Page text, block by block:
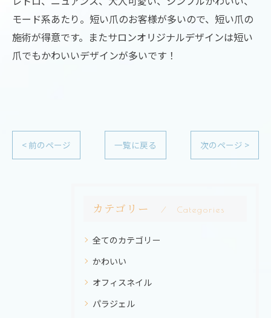
モード系あたり。短い爪のお客様が多いので、短い爪の
施術が得意です。またサロンオリジナルデザインは短い
爪でもかわいいデザインが多いです！
< 前のページ 一覧に戻る 次のページ >
カテゴリー Categories
全てのカテゴリー
かわいい
オフィスネイル
パラジェル